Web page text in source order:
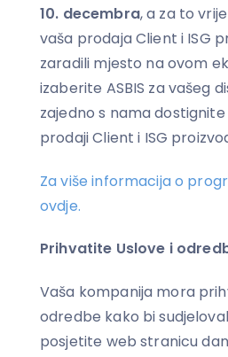
10. decembra, a za to
vaša prodaja Client i ISG
zaradili mjesto na ovom
izaberite ASBIS za vašeg
zajedno s nama
prodaji Client i ISG
Za više informacija o
ovdje.
Prihvatite Uslove i
Vaša kompanija mora
odredbe kako bi
posjetite web stranicu